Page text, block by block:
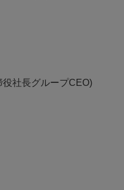
社長グループCEO)